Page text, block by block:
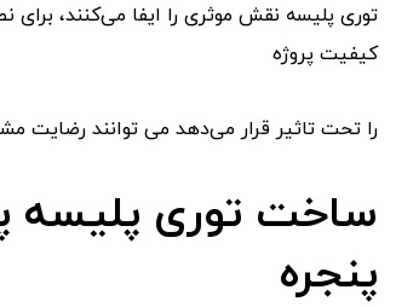
توری پلیسه نقش موثری را ایفا می‌کنند،
کیفیت پروژه
را تحت تاثیر قرار می‌دهد می ‌توانند رضایت
ساخت توری پلیسه
پنجره